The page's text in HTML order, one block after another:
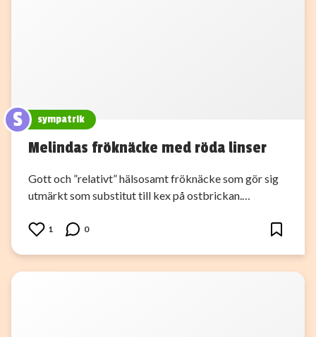
S sympatrik
Melindas fröknäcke med röda linser
Gott och ”relativt” hälsosamt fröknäcke som gör sig
utmärkt som substitut till kex på ostbrickan.…
1 0